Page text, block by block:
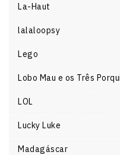
La-Haut
lalaloopsy
Lego
Lobo Mau e os Três
LOL
Lucky Luke
Madagáscar